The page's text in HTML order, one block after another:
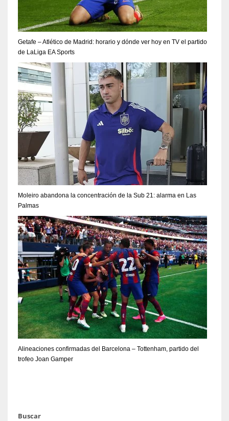
Getafe – Atlético de Madrid: horario y dónde ver hoy en TV el partido
de LaLiga EA Sports
Moleiro abandona la concentración de la Sub 21: alarma en Las
Palmas
Alineaciones confirmadas del Barcelona – Tottenham, partido del
trofeo Joan Gamper
Buscar